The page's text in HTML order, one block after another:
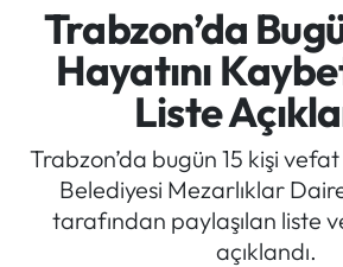
Trabzon’da
Hayatını
Liste
Trabzon’da bugün 15 kişi
Belediyesi Mezarlıklar
tarafından paylaşılan liste
açıklandı.
Türkiye
Kültür/Sanat
Politika
Politik Kulis
Trabzon Trafik Yoğunluk
Süper Lig Puan Durumu ve
Tüm Manşetler
Son Dakika Haberleri